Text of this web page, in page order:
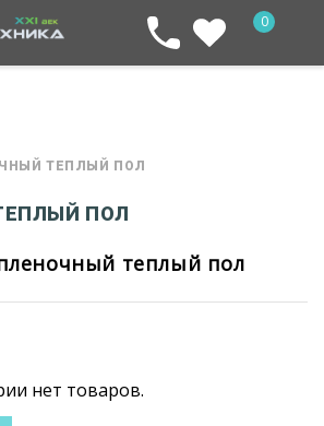
0
ТЕПЛЫЙ ПОЛ
ПОЛ
теплый пол
нет товаров.